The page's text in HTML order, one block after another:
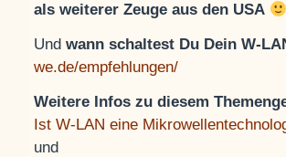
als weiterer Zeuge aus den USA
Und wann schaltest Du Dein W-
we.de/empfehlungen/
Weitere Infos zu diesem
Ist W-LAN eine
und